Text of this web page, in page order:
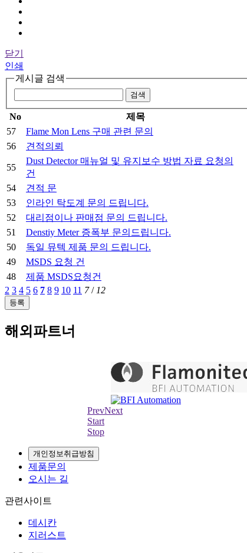
닫기
인쇄
게시글 검색
검색
No 제목
57
Flame Mon Lens 구매 관련 문의
56
견적의뢰
55
Dust Detector 매뉴얼 및 유지보수 방법 자료 요청의
건
54 견적 문
53
인라인 탁도계 문의 드립니다.
52
대리점이나 판매점 문의 드립니다.
51
Denstiy Meter 증폭부 문의드립니다.
50
독일 뮤텍 제품 문의 드립니다.
49
MSDS 요청 건
48
제품 MSDS요청건
2 3 4 5 6 7 8 9 10 11 7/ 12
등록
해외파트너
PrevNext
Start
Stop
개인정보취급방침
제품문의
오시는 길
관련사이트
데시칸
지러스트